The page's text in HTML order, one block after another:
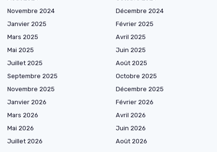
Novembre 2024
Décembre 2024
Janvier 2025
Février 2025
Mars 2025
Avril 2025
Mai 2025
Juin 2025
Juillet 2025
Août 2025
Septembre 2025
Octobre 2025
Novembre 2025
Décembre 2025
Janvier 2026
Février 2026
Mars 2026
Avril 2026
Mai 2026
Juin 2026
Juillet 2026
Août 2026